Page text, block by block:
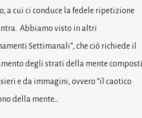
a cui ci conduce la fedele ripetizione
Abbiamo visto in altri
Settimanali”, che ciò richiede il
degli strati della mente composti
e da immagini, ovvero “il caotico
della mente…